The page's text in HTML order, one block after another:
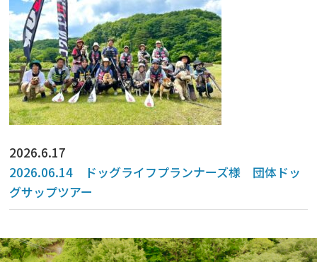
2026.6.17
2026.06.14 ドッグライフプランナーズ様 団体ドッ
グサップツアー